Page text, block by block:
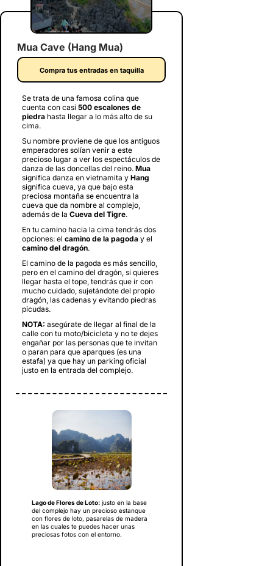
Mua Cave (Hang Mua)
Compra tus entradas en taquilla
Se trata de una famosa colina que
cuenta con casi 500 escalones de
piedra hasta llegar a lo más alto de su
cima.
Su nombre proviene de que los antiguos
emperadores solían venir a este
precioso lugar a ver los espectáculos de
danza de las doncellas del reino. Mua
significa danza en vietnamita y Hang
significa cueva, ya que bajo esta
preciosa montaña se encuentra la
cueva que da nombre al complejo,
además de la Cueva del Tigre.
En tu camino hacia la cima tendrás dos
opciones: el camino de la pagoda y el
camino del dragón.
El camino de la pagoda es más sencillo,
pero en el camino del dragón, si quieres
llegar hasta el tope, tendrás que ir con
mucho cuidado, sujetándote del propio
dragón, las cadenas y evitando piedras
picudas.
NOTA: asegúrate de llegar al final de la
calle con tu moto/bicicleta y no te dejes
engañar por las personas que te invitan
o paran para que aparques (es una
estafa) ya que hay un parking oficial
justo en la entrada del complejo.
Lago de Flores de Loto: justo en la base
del complejo hay un precioso estanque
con flores de loto, pasarelas de madera
en las cuales te puedes hacer unas
preciosas fotos con el entorno.